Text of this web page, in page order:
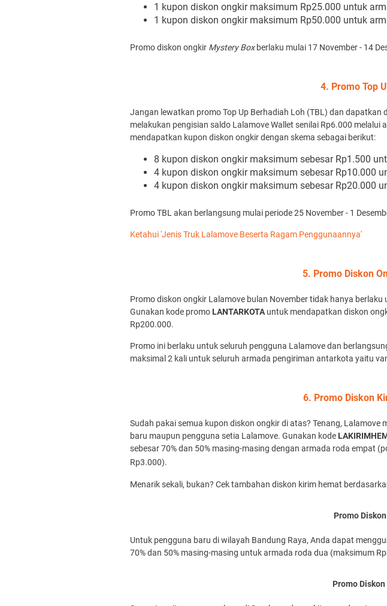
1 kupon diskon ongkir maksimum Rp25.000 untuk
1 kupon diskon ongkir maksimum Rp50.000 untuk
Promo diskon ongkir Mystery Boxberlaku mulai 17 November - 14
4. Promo Top
Jangan lewatkan promo Top Up Berhadiah Loh (TBL) dan
melakukan pengisian saldo Lalamove Wallet senilai Rp6.000
mendapatkan kupon diskon ongkir dengan skema sebagai berikut:
8 kupon diskon ongkir maksimum sebesar Rp1.500
4 kupon diskon ongkir maksimum sebesar Rp10.000
4 kupon diskon ongkir maksimum sebesar Rp20.000
Promo TBL akan berlangsung mulai periode 25 November - 1
Ketahui 'Jenis Truk Lalamove Beserta Ragam Penggunaannya'
5. Promo Diskon
Promo diskon ongkir Lalamove bulan November tidak hanya
Gunakan kode promo LANTARKOTA untuk mendapatkan diskon
Rp200.000.
Promo ini berlaku untuk seluruh pengguna Lalamove dan
maksimal 2 kali untuk seluruh armada pengiriman antarkota yaitu
6. Promo Diskon
Sudah pakai semua kupon diskon ongkir di atas? Tenang,
baru maupun pengguna setia Lalamove. Gunakan kode
sebesar 70% dan 50% masing-masing dengan armada roda empat
Rp3.000).
Menarik sekali, bukan? Cek tambahan diskon kirim hemat
Promo
Untuk pengguna baru di wilayah Bandung Raya, Anda dapat
70% dan 50% masing-masing untuk armada roda dua (maksimum
Promo